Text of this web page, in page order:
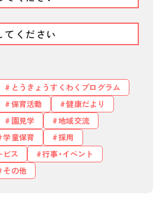
徴
こと
と安心
庭とのこと
とうきょうすくわくプログラム
保育活動
健康だより
園見学
地域交流
学童保育
採用
ビス
行事・イベント
その他